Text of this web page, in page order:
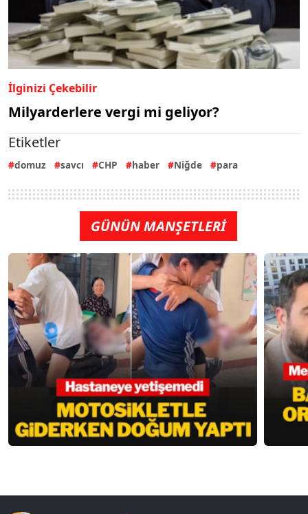
İlginizi Çekebilir
Milyarderlere vergi mi geliyor?
Etiketler
domuz savcı CHP haber Niğde para
GÜNÜN MANŞETLERİ